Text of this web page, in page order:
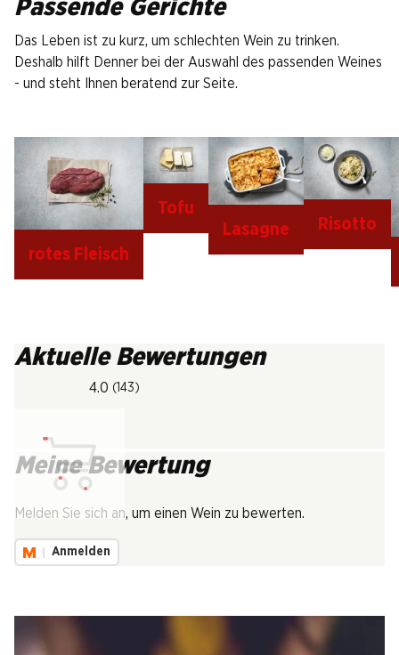
Passende Gerichte
Das Leben ist zu kurz, um schlechten Wein zu trinken.
Deshalb hilft Denner bei der Auswahl des passenden Weines
- und steht Ihnen beratend zur Seite.
rotes Fleisch
Tofu
Lasagne
Risotto
Aktuelle Bewertungen
4.0 (143)
Meine Bewertung
Melden Sie sich an, um einen Wein zu bewerten.
Anmelden